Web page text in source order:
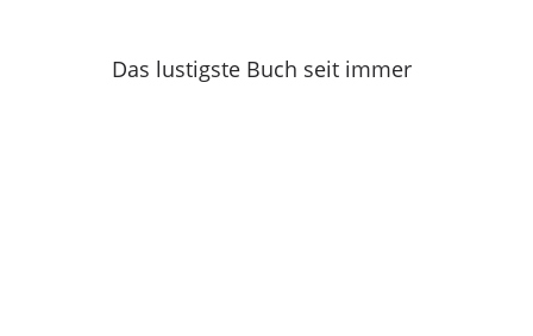
Das lustigste Buch seit immer